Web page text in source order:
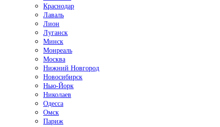
Краснодар
Лаваль
Лион
Луганск
Минск
Монреаль
Москва
Нижний Новгород
Новосибирск
Нью-Йорк
Николаев
Одесса
Омск
Париж